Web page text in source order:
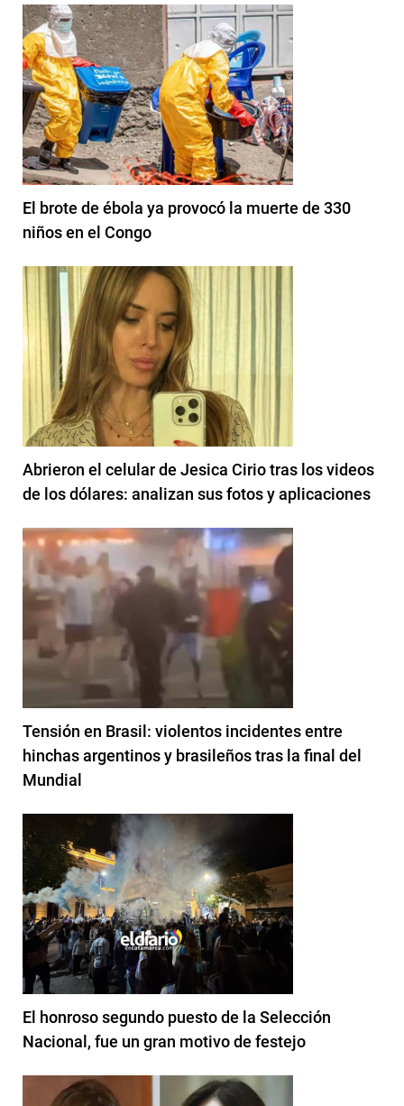
El brote de ébola ya provocó la muerte de 330
niños en el Congo
Abrieron el celular de Jesica Cirio tras los videos
de los dólares: analizan sus fotos y aplicaciones
Tensión en Brasil: violentos incidentes entre
hinchas argentinos y brasileños tras la final del
Mundial
El honroso segundo puesto de la Selección
Nacional, fue un gran motivo de festejo